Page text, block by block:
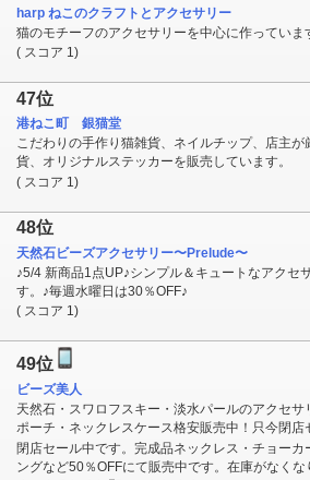
harp ねこのクラフトとアクセサリー
猫のモチーフのアクセサリーを中心に作っていま
( スコア 1)
47位
港ねこ町 銀猫堂
こだわりの手作り猫雑貨、ネイルチップ、店主が
貨、オリジナルステッカーを販売しています。
( スコア 1)
48位
天然石ビーズアクセサリー〜Prelude〜
♪5/4 新商品1点UP♪シンプル＆キュートなアクセ
す。♪毎週水曜日は30％OFF♪
( スコア 1)
49位
ビーズ美人
天然石・スワロフスキー・淡水パールのアクセ
ポーチ・ネックレスケース格安販売中！只今閉店
閉店セール中です。完成品ネックレス・チョーカ
ングなど50％OFFにて販売中です。在庫がなくな